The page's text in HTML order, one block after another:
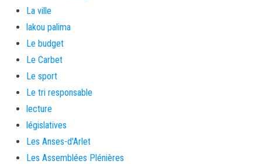
La ville
lakou palima
Le budget
Le Carbet
Le sport
Le tri responsable
lecture
législatives
Les Anses-d'Arlet
Les Assemblées Plénières